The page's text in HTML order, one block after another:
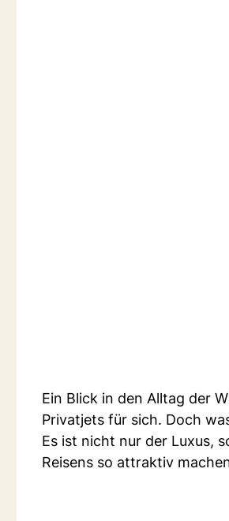
Ein Blick in den Alltag der
Privatjets für sich. Doch
Es ist nicht nur der Luxus,
Reisens so attraktiv